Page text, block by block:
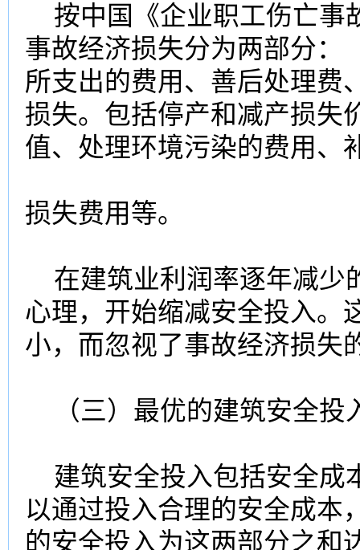
按中国《企业职工伤亡事
事故经济损失分为两部分：
所支出的费用、善后处理费
损失。包括停产和减产损失
值、处理环境污染的费用、
损失费用等。
在建筑业利润率逐年减少
心理，开始缩减安全投入。
小，而忽视了事故经济损失
（三）最优的建筑安全投
建筑安全投入包括安全成
以通过投入合理的安全成本
的安全投入为这两部分之和